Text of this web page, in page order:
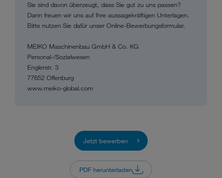
Sie sind davon überzeugt, dass Sie gut zu uns passen?
Dann freuen wir uns auf Ihre aussagekräftigen Unterlagen.
Bitte nutzen Sie dafür unser Online-Bewerbungsformular.
MEIKO Maschinenbau GmbH & Co. KG
Personal-/Sozialwesen
Englerstr. 3
77652 Offenburg
www.meiko-global.com
Jetzt bewerben
PDF herunterladen